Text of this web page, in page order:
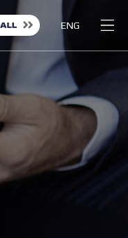
ENG